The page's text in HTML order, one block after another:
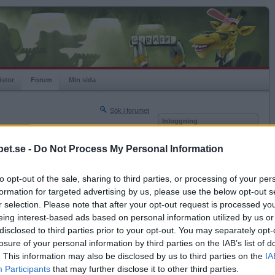
- Do Not Process My Personal Information
opt-out of the sale, sharing to third parties, or processing of your
for targeted advertising by us, please use the below opt-out
selection. Please note that after your opt-out request is processed
interest-based ads based on personal information utilized by us
to third parties prior to your opt-out. You may separately
of your personal information by third parties on the IAB’s list of
This information may also be disclosed by us to third parties on the
Participants that may further disclose it to other third parties.
Forum Min sida
Sök i forumet
Nästa sida »
2017-08-21 07:25
Inloggning
Kom ihåg mig
Glömt ditt lösenord?
Få ny aktiveringslänk
Betapet är gratis!